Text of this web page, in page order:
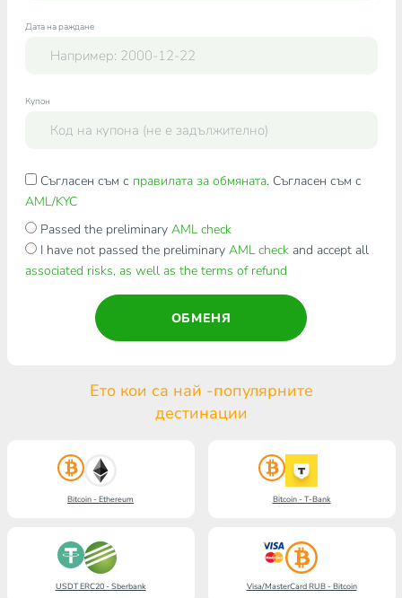
Дата на раждане
Купон
Съгласен съм с правилата за обмяната. Съгласен съм с
AML/KYC
Passed the preliminary AML check
I have not passed the preliminary AML checkand accept all
associated risks, as well as the terms of refund
ОБМЕНЯ
Ето кои са най -популярните
дестинации
Bitcoin - Ethereum Bitcoin - T-Bank
USDT ERC20 - Sberbank Visa/MasterCard RUB - Bitcoin